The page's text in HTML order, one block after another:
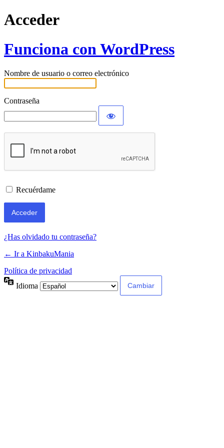
Acceder
Funciona con WordPress
Nombre de usuario o correo electrónico
Contraseña
Recuérdame
¿Has olvidado tu contraseña?
← Ir a KinbakuMania
Política de privacidad
Idioma